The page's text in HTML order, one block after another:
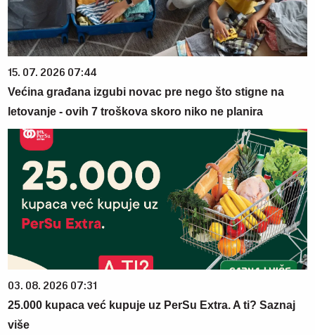
15. 07. 2026 07:44
Većina građana izgubi novac pre nego što stigne na
letovanje - ovih 7 troškova skoro niko ne planira
03. 08. 2026 07:31
25.000 kupaca već kupuje uz PerSu Extra. A ti? Saznaj
više